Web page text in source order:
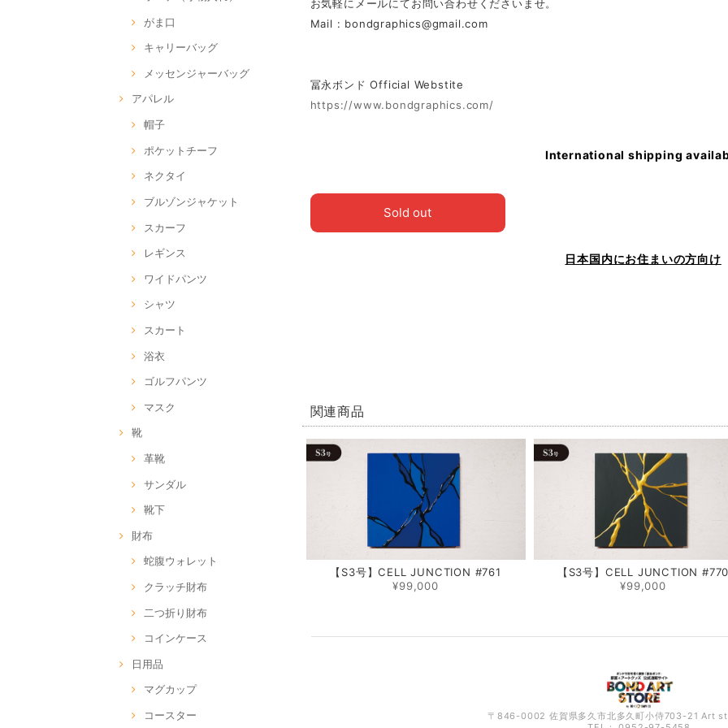
がま口
キャリーバッグ
メッセンジャーバッグ
アパレル
帽子
ポケットチーフ
ネクタイ
ブルゾンジャケット
スカーフ
レギンス
ワイドパンツ
シャツ
スカート
浴衣
ゴルフパンツ
マスク
靴
革靴
サンダル
靴下
財布
蛇腹ウォレット
クラッチ財布
二つ折り財布
コインケース
日用品
マグカップ
コースター
お気軽にメールにてお問い合わせくださいませ。
Mail : bondgraphics@gmail.com
冨永ボンド Official Webstite
https://www.bondgraphics.com/
International shipping
Sold out
日本国内にお住まいの方向け
関連商品
【S3号】CELL JUNCTION #761
¥99,000
【S3号】CELL JUNCTION #770
¥99,000
〒846-0002 佐賀県多久市北多久町小侍703-21 Art